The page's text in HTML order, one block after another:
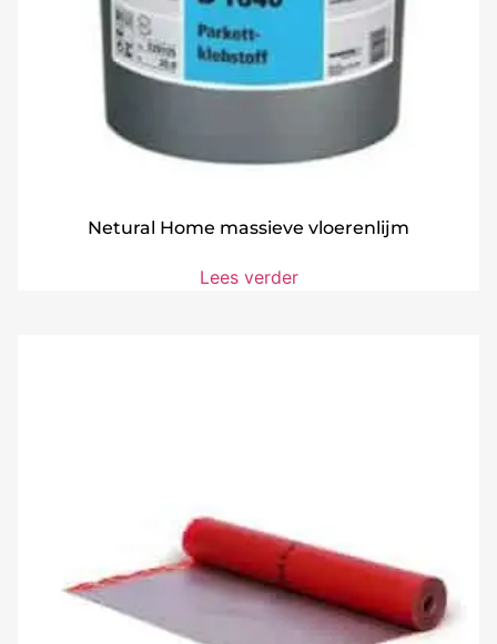
Netural Home massieve vloerenlijm
Lees verder